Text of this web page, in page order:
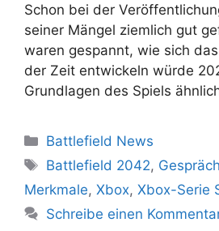
Schon bei der
seiner Mängel ziemlich gut
waren gespannt, wie sich
der Zeit entwickeln würde
Grundlagen des Spiels
Kategorien
Battlefield News
Schlagwörter
Battlefield 2042,
Merkmale, Xbox, Xbox-Serie
Schreibe einen